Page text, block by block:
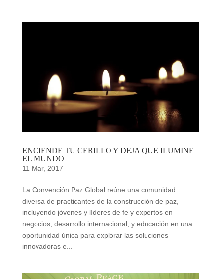
ENCIENDE TU CERILLO Y DEJA QUE ILUMINE
EL MUNDO
11 Mar, 2017
La Convención Paz Global reúne una comunidad
diversa de practicantes de la construcción de paz,
incluyendo jóvenes y líderes de fe y expertos en
negocios, desarrollo internacional, y educación en una
oportunidad única para explorar las soluciones
innovadoras e...